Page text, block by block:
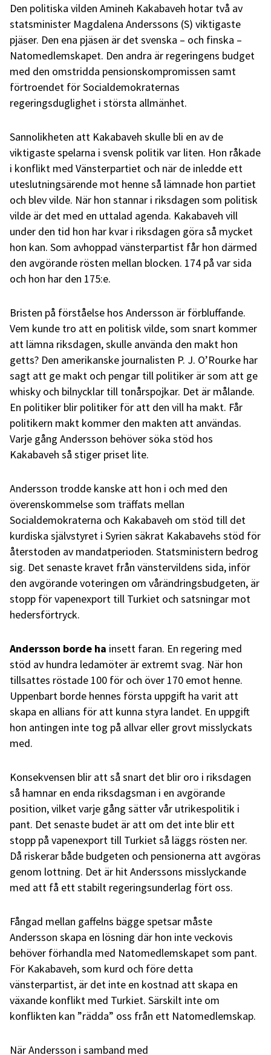
Den politiska vilden Amineh Kakabaveh hotar två av
statsminister Magdalena Anderssons (S) viktigaste
pjäser. Den ena pjäsen är det svenska – och finska –
Natomedlemskapet. Den andra är regeringens budget
med den omstridda pensionskompromissen samt
förtroendet för Socialdemokraternas
regeringsduglighet i största allmänhet.
Sannolikheten att Kakabaveh skulle bli en av de
viktigaste spelarna i svensk politik var liten. Hon råkade
i konflikt med Vänsterpartiet och när de inledde ett
uteslutningsärende mot henne så lämnade hon partiet
och blev vilde. När hon stannar i riksdagen som politisk
vilde är det med en uttalad agenda. Kakabaveh vill
under den tid hon har kvar i riksdagen göra så mycket
hon kan. Som avhoppad vänsterpartist får hon därmed
den avgörande rösten mellan blocken. 174 på var sida
och hon har den 175:e.
Bristen på förståelse hos Andersson är förbluffande.
Vem kunde tro att en politisk vilde, som snart kommer
att lämna riksdagen, skulle använda den makt hon
getts? Den amerikanske journalisten P. J. O’Rourke har
sagt att ge makt och pengar till politiker är som att ge
whisky och bilnycklar till tonårspojkar. Det är målande.
En politiker blir politiker för att den vill ha makt. Får
politikern makt kommer den makten att användas.
Varje gång Andersson behöver söka stöd hos
Kakabaveh så stiger priset lite.
Andersson trodde kanske att hon i och med den
överenskommelse som träffats mellan
Socialdemokraterna och Kakabaveh om stöd till det
kurdiska självstyret i Syrien säkrat Kakabavehs stöd för
återstoden av mandatperioden. Statsministern bedrog
sig. Det senaste kravet från vänstervildens sida, inför
den avgörande voteringen om vårändringsbudgeten, är
stopp för vapenexport till Turkiet och satsningar mot
hedersförtryck.
Andersson borde ha insett faran. En regering med
stöd av hundra ledamöter är extremt svag. När hon
tillsattes röstade 100 för och över 170 emot henne.
Uppenbart borde hennes första uppgift ha varit att
skapa en allians för att kunna styra landet. En uppgift
hon antingen inte tog på allvar eller grovt misslyckats
med.
Konsekvensen blir att så snart det blir oro i riksdagen
så hamnar en enda riksdagsman i en avgörande
position, vilket varje gång sätter vår utrikespolitik i
pant. Det senaste budet är att om det inte blir ett
stopp på vapenexport till Turkiet så läggs rösten ner.
Då riskerar både budgeten och pensionerna att avgöras
genom lottning. Det är hit Anderssons misslyckande
med att få ett stabilt regeringsunderlag fört oss.
Fångad mellan gaffelns bägge spetsar måste
Andersson skapa en lösning där hon inte veckovis
behöver förhandla med Natomedlemskapet som pant.
För Kakabaveh, som kurd och före detta
vänsterpartist, är det inte en kostnad att skapa en
växande konflikt med Turkiet. Särskilt inte om
konflikten kan ”rädda” oss från ett Natomedlemskap.
När Andersson i samband med